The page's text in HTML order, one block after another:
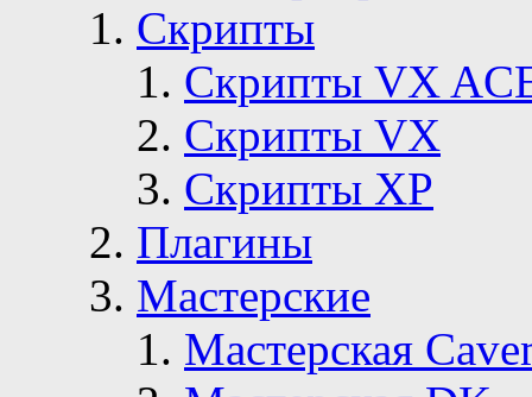
Скрипты
Скрипты VX
Скрипты VX
Скрипты ХР
Плагины
Мастерские
Мастерская